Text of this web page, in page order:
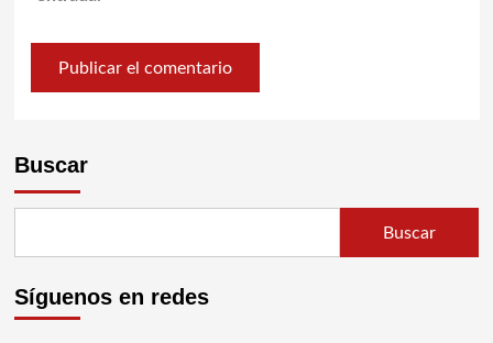
Buscar
Buscar
Síguenos en redes